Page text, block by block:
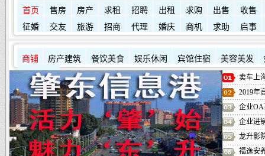
肇东火车站:2946115 凯蒂酒店:5977776 肇东福和酒店: 7711111
首页 售房 房产 求租 招聘 出租 求购 出售
收售
征婚
交友 旅游 招商 代理 婚庆 商机 求助 启事
商铺 房产建筑 餐饮美食 娱乐休闲 宾馆住宿 美容美发
其它店铺
卖车上
2019年
企业OA
企业进
龙升影
福逸安